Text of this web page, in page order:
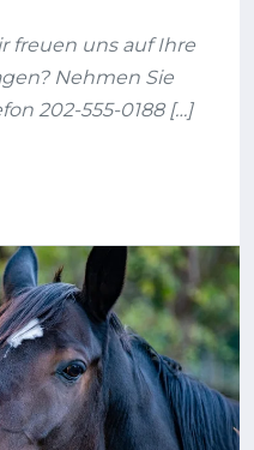
freuen uns auf Ihre
Nehmen Sie
202-555-0188 […]